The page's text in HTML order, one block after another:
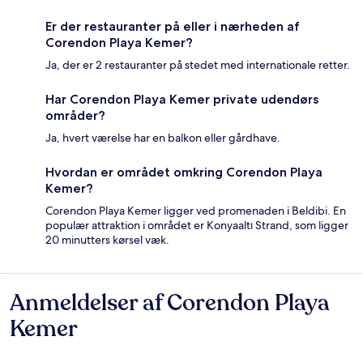
Er der restauranter på eller i nærheden af
Corendon Playa Kemer?
Ja, der er 2 restauranter på stedet med internationale retter.
Har Corendon Playa Kemer private udendørs
områder?
Ja, hvert værelse har en balkon eller gårdhave.
Hvordan er området omkring Corendon Playa
Kemer?
Corendon Playa Kemer ligger ved promenaden i Beldibi. En
populær attraktion i området er Konyaaltı Strand, som ligger
20 minutters kørsel væk.
Anmeldelser
Anmeldelser af Corendon Playa
Kemer